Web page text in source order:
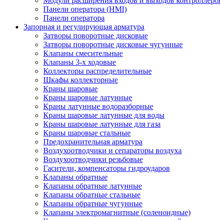
Панели оператора (HMI)
Панели оператора
Запорная и регулирующая арматура
Затворы поворотные дисковые
Затворы поворотные дисковые чугунные
Клапаны смесительные
Клапаны 3-х ходовые
Коллекторы распределительные
Шкафы коллекторные
Краны шаровые
Краны шаровые латунные
Краны латунные водоразборные
Краны шаровые латунные для воды
Краны шаровые латунные для газа
Краны шаровые стальные
Предохранительная арматура
Воздухоотводчики и сепараторы воздуха
Воздухоотводчики резьбовые
Гасители, компенсаторы гидроударов
Клапаны обратные
Клапаны обратные латунные
Клапаны обратные стальные
Клапаны обратные чугунные
Клапаны электромагнитные (соленоидные)